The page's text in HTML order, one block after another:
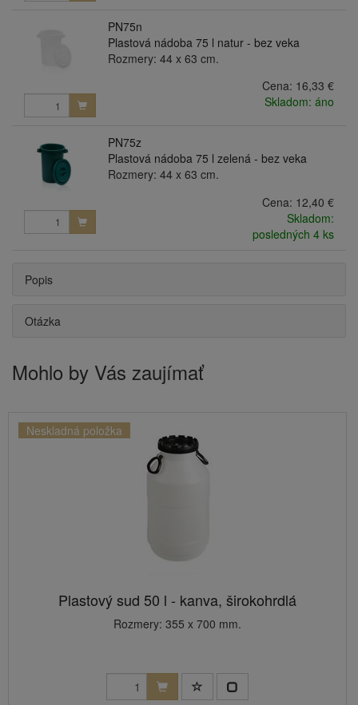
PN75n
Plastová nádoba 75 l natur - bez veka
Rozmery: 44 x 63 cm.
Cena: 16,33 €
Skladom: áno
PN75z
Plastová nádoba 75 l zelená - bez veka
Rozmery: 44 x 63 cm.
Cena: 12,40 €
Skladom:
posledných 4 ks
Popis
Otázka
Mohlo by Vás zaujímať
Neskladná položka
Plastový sud 50 l - kanva, širokohrdlá
Rozmery: 355 x 700 mm.